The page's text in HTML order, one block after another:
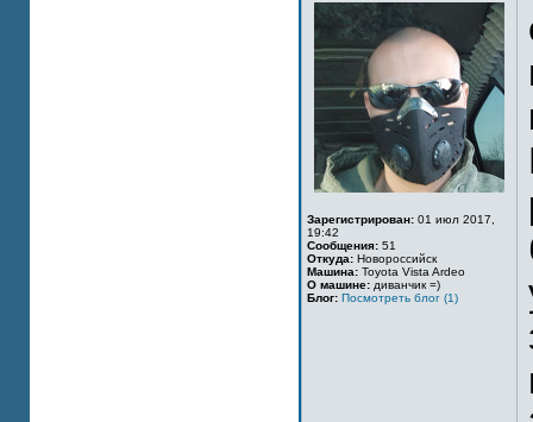
Зарегистрирован: 01 июл 2017,
19:42
Сообщения: 51
Откуда: Новороссийск
Машина: Toyota Vista Ardeo
О машине: диванчик =)
Блог: Посмотреть блог (1)